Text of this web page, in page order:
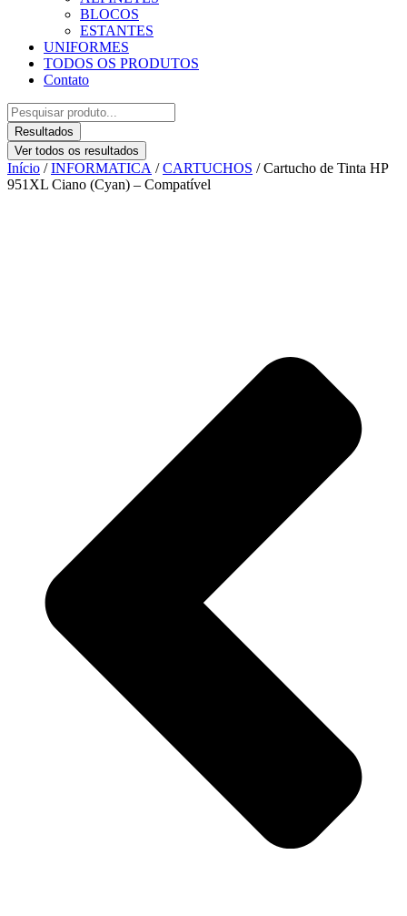
BLOCOS
ESTANTES
UNIFORMES
TODOS OS PRODUTOS
Contato
Pesquisar
...Resultados
Ver todos os resultados
Início /INFORMATICA /CARTUCHOS / Cartucho de Tinta HP
951XL Ciano (Cyan) – Compatível